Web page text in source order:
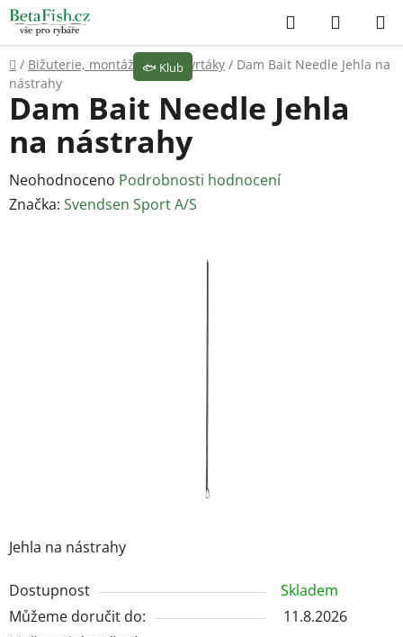
Přejít
na
obsah
Hledat
KOŠÍK
Domů
/ Bižuterie, montáže / Jehly, vrtáky / Dam Bait Needle Jehla na
nástrahy
Jehla na nástrahy
Dostupnost
Skladem
Můžeme doručit do:
11.8.2026
Dam Bait Needle Jehla
na nástrahy
Průměrné
hodnocení
Neohodnoceno Podrobnosti hodnocení
Značka: Svendsen Sport A/S
🐟 Klub